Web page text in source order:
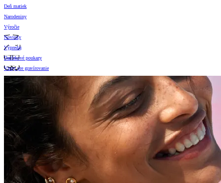
Deň matiek
Narodeniny
Výročie
Novinky
Výpredaj
Darčekové poukazy
Vzory pre gravírovanie